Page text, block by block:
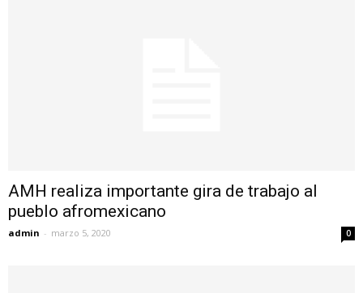
AMH realiza importante gira de trabajo al
pueblo afromexicano
admin - marzo 5, 2020 0